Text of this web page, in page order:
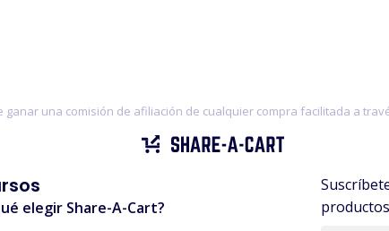
ganar una comisión de afiliación de cualquier compra facilitada a
elegir Share-A-Cart?